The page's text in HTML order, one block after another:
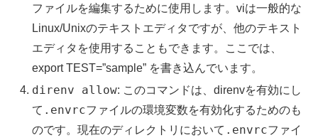
ファイルを編集するために使用します。viは一般的な
Linux/Unixのテキストエディタですが、他のテキスト
エディタを使用することもできます。ここでは、
export TEST=”sample” を書き込んでいます。
direnv allow: このコマンドは、direnvを有効にし
て .envrcファイルの環境変数を有効化するためのも
のです。現在のディレクトリにおいて .envrcファイ